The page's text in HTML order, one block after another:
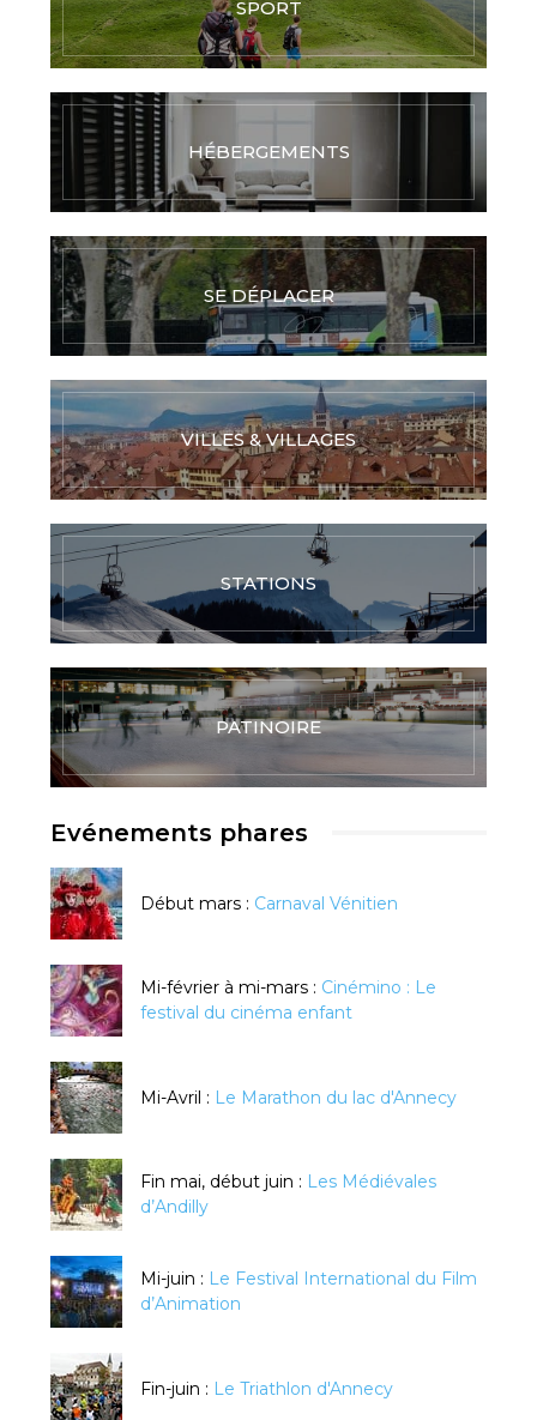
SPORT
HÉBERGEMENTS
SE DÉPLACER
VILLES & VILLAGES
STATIONS
PATINOIRE
Evénements phares
Début mars : Carnaval Vénitien
Mi-février à mi-mars : Cinémino : Le
festival du cinéma enfant
Mi-Avril : Le Marathon du lac d'Annecy
Fin mai, début juin : Les Médiévales
d’Andilly
Mi-juin : Le Festival International du Film
d’Animation
Fin-juin : Le Triathlon d'Annecy